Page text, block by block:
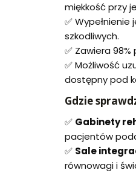
miękkość przy
✅
szkodliwych.
✅ Zawiera
✅ Możliwość
dostępny pod
Gdzie
✅ Gabinety
pacjentów
✅ Sale
równowagi i